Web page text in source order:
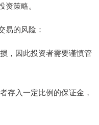
策略。
易的风险：
，因此投资者需要谨慎管
存入一定比例的保证金，